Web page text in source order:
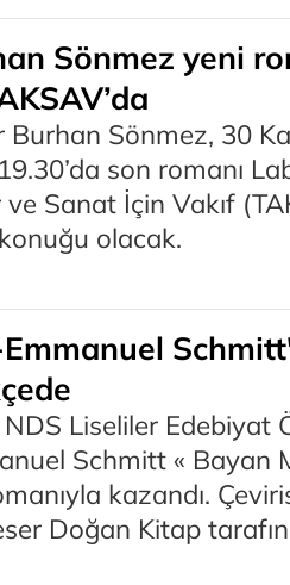
Sönmez yeni
Burhan Sönmez, 30
son romanı
Sanat İçin Vakıf
olacak.
Liseliler Edebiyat
Schmitt « Bayan
kazandı.
Doğan Kitap